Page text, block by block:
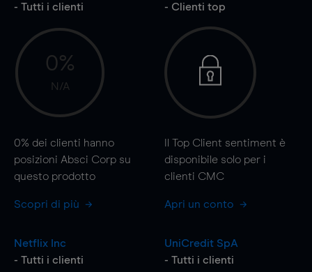
- Tutti i clienti
0%
N/A
0% dei clienti hanno
posizioni Absci Corp su
questo prodotto
Scopri di più
- Clienti top
Il Top Client sentiment è
disponibile solo per i
clienti CMC
Apri un conto
Netflix Inc
- Tutti i clienti
UniCredit SpA
- Tutti i clienti